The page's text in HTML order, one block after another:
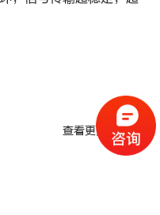
查看更多方案>>